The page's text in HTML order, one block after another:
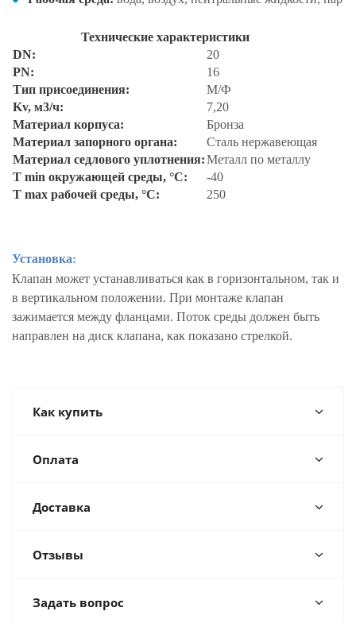
Технические характеристики
DN:
20
PN:
16
Тип присоединения:
М/Ф
Kv, м3/ч:
7,20
Материал корпуса:
Бронза
Материал запорного органа:
Сталь нержавеющая
Материал седлового уплотнения:Металл по металлу
T min окружающей среды, °C:
-40
T max рабочей среды, °С:
250
Установка:
Клапан может устанавливаться как в горизонтальном, так и
в вертикальном положении. При монтаже клапан
зажимается между фланцами. Поток среды должен быть
направлен на диск клапана, как показано стрелкой.
Как купить
Оплата
Доставка
Отзывы
Задать вопрос